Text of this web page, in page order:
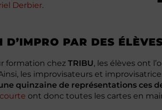
Derbier.
D’IMPRO PAR DES
formation chez TRIBU, les élèves ont
les improvisateurs et
quinzaine de représentations ces
ont donc toutes les cartes en